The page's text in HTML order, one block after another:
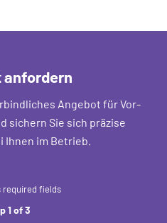
anfordern
Angebot für Vor-
sichern Sie sich präzise
Ihnen im Betrieb.
required fields
1of3